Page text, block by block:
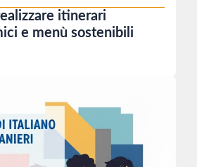
itinerari
e menù sostenibili